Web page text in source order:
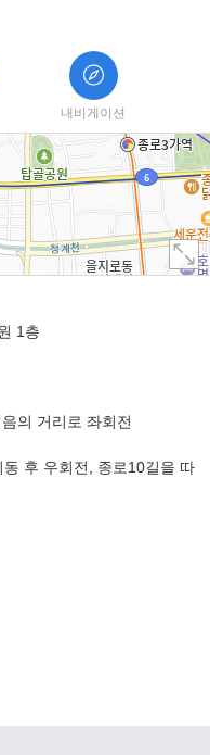
내비게이션
1층
의 거리로 좌회전
후 우회전, 종로10길을 따